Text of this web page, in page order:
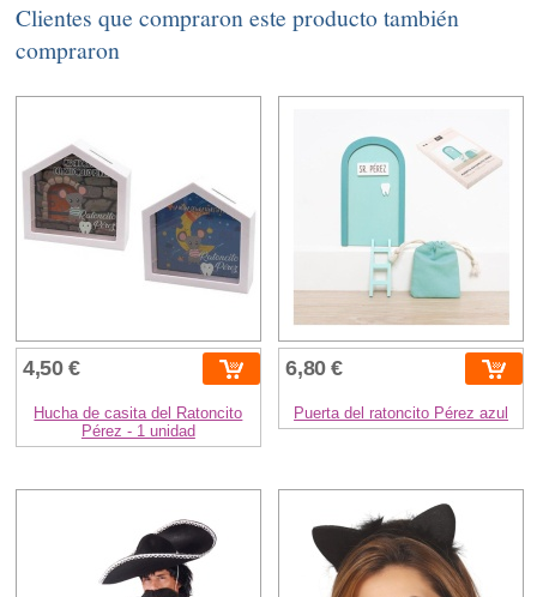
Clientes que compraron este producto también
compraron
4,50 €
Hucha de casita del Ratoncito
Pérez - 1 unidad
6,80 €
Puerta del ratoncito Pérez azul